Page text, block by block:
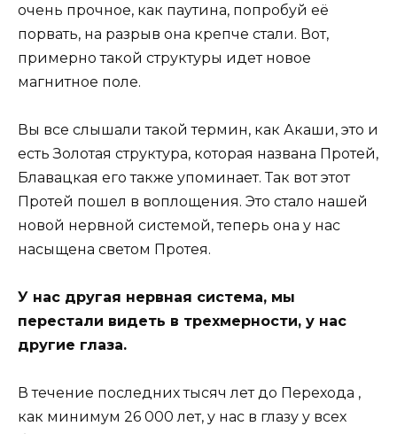
очень прочное, как паутина, попробуй её
порвать, на разрыв она крепче стали. Вот,
примерно такой структуры идет новое
магнитное поле.
Вы все слышали такой термин, как Акаши, это и
есть Золотая структура, которая названа Протей,
Блавацкая его также упоминает. Так вот этот
Протей пошел в воплощения. Это стало нашей
новой нервной системой, теперь она у нас
насыщена светом Протея.
У нас другая нервная система, мы
перестали видеть в трехмерности, у нас
другие глаза.
В течение последних тысяч лет до Перехода ,
как минимум 26 000 лет, у нас в глазу у всех